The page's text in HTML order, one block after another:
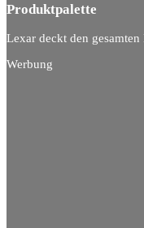
Produktpalette
Lexar deckt den
Werbung